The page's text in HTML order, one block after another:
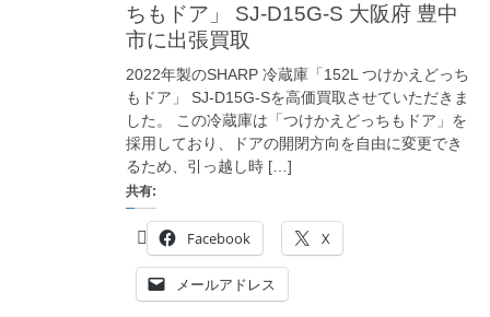
ちもドア」 SJ-D15G-S 大阪府 豊中
市に出張買取
2022年製のSHARP 冷蔵庫「152L つけかえどっち
もドア」 SJ-D15G-Sを高価買取させていただきま
した。 この冷蔵庫は「つけかえどっちもドア」を
採用しており、ドアの開閉方向を自由に変更でき
るため、引っ越し時 […]
共有:
Facebook X
メールアドレス